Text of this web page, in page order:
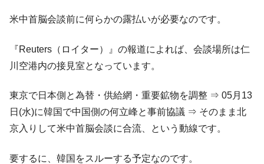
Fact1
日本人マスターズ挑戦の歴史。松山以前に最高位
甲子園通算本塁打、最多の清原に次いで多く打っ
ている意外な選手とは？
Fact1 セレクトセールの高額取引馬が稼いだ金額とは？
米中首脳会談前に何らかの露払いが必要なのです。
『Reuters（ロイター）』の報道によれば、会談場所は仁
川空港内の接見室となっています。
東京で日本側と為替・供給網・重要鉱物を調整 ⇒ 05月13
日(水)に韓国で中国側の何立峰と事前協議 ⇒ そのまま北
京入りして米中首脳会談に合流、という動線です。
要するに、韓国をスルーする予定なのです。